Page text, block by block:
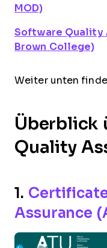
MOD)
Software Quality
Brown College)
Weiter unten
Überblick
Quality
1.
Assurance